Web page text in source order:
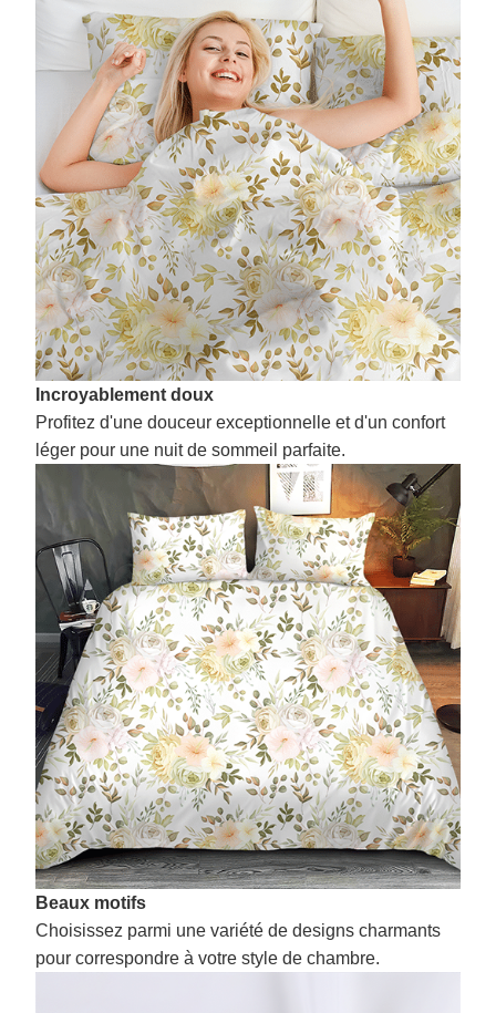
Incroyablement doux
Profitez d'une douceur exceptionnelle et d'un confort
léger pour une nuit de sommeil parfaite.
Beaux motifs
Choisissez parmi une variété de designs charmants
pour correspondre à votre style de chambre.